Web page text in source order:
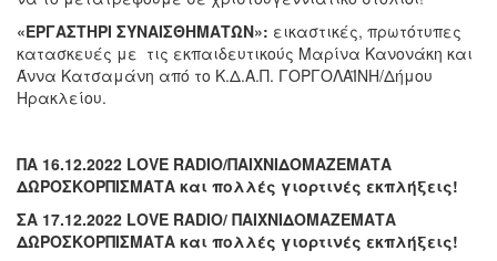
«ΕΡΓΑΣΤΗΡΙ ΣΥΝΑΙΣΘΗΜΑΤΩΝ»: εικαστικές, πρωτότυπες
κατασκευές με τις εκπαιδευτικούς Μαρίνα Κανονάκη και
Άννα Κατσαμάνη από το Κ.Δ.Α.Π. ΓΟΡΓΟΛΑΪΝΗ/Δήμου
Ηρακλείου.
ΠΑ 16.12.2022 LOVE RADIO/ΠΑΙΧΝΙΔΟΜΑΖΕΜΑΤΑ
ΔΩΡΟΣΚΟΡΠΙΣΜΑΤΑ και πολλές γιορτινές εκπλήξεις!
ΣΑ 17.12.2022 LOVE RADIO/ ΠΑΙΧΝΙΔΟΜΑΖΕΜΑΤΑ
ΔΩΡΟΣΚΟΡΠΙΣΜΑΤΑ και πολλές γιορτινές εκπλήξεις!